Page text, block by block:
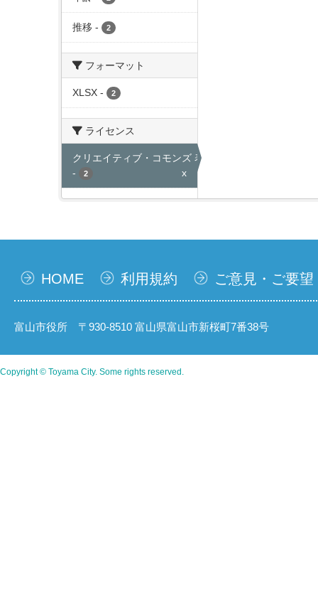
推移 - 2
フォーマット
XLSX - 2
ライセンス
クリエイティブ・コモンズ 表示
-
2 x
HOME 利用規約 ご意見・ご要望
富山市役所 〒930-8510 富山県富山市新桜町7番38号
Copyright © Toyama City. Some rights reserved.